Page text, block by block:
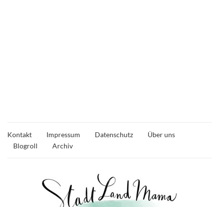
Kontakt Impressum Datenschutz
Über uns
Blogroll
Archiv